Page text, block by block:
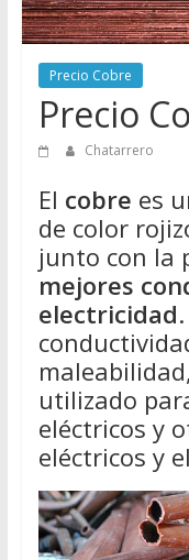
de
Chatarreros
para
vender
Chatarra
Precio Cobre
Precio
Chatarrero
El cobre es
de color
junto con la
mejores
electricidad
utilizado
eléctricos y
eléctricos y